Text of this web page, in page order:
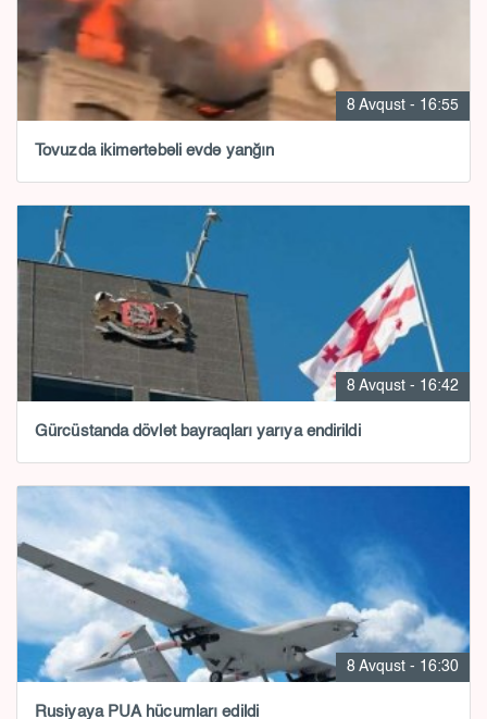
8 Avqust - 16:55
Tovuzda ikimərtəbəli evdə yanğın
8 Avqust - 16:42
Gürcüstanda dövlət bayraqları yarıya endirildi
8 Avqust - 16:30
Rusiyaya PUA hücumları edildi